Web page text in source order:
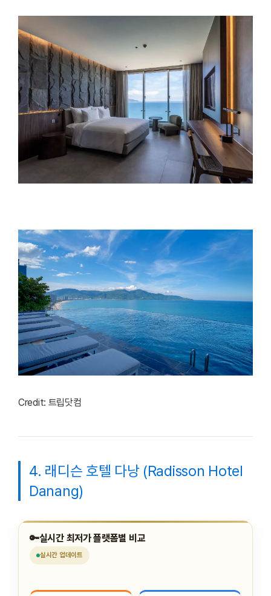
Credit: 트립닷컴
4. 래디슨 호텔 다낭 (Radisson Hotel
Danang)
🔑실시간 최저가 플랫폼별 비교
실시간 업데이트